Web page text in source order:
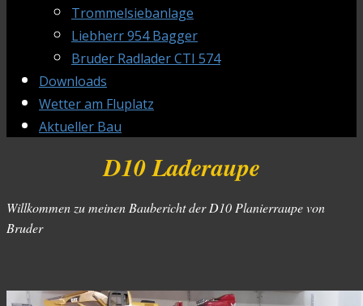
Trommelsiebanlage
Liebherr 954 Bagger
Bruder Radlader CTI 574
Downloads
Wetter am Fluplatz
Aktueller Bau
D10 Laderaupe
Willkommen zu meinen Baubericht der D10 Planierraupe von
Bruder